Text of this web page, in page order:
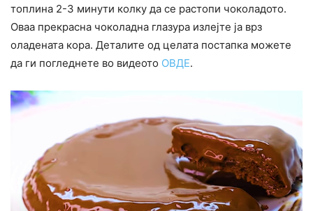
топлина 2-3 минути колку да се растопи чоколадото.
Оваа прекрасна чоколадна глазура излејте ја врз
оладената кора. Деталите од целата постапка можете
да ги погледнете во видеото ОВДЕ.